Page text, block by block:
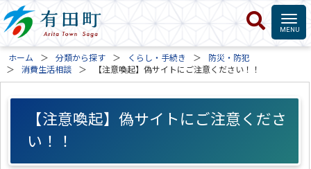
ホーム 分類から探す くらし・手続き
防災・防犯
消費生活相談
【注意喚起】偽サイトにご注意ください！！
【注意喚起】偽サイトにご注意くださ
い！！